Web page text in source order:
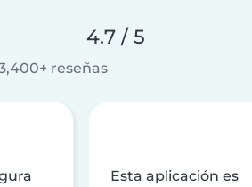
4.7 / 5
reseñas
Esta aplicación es